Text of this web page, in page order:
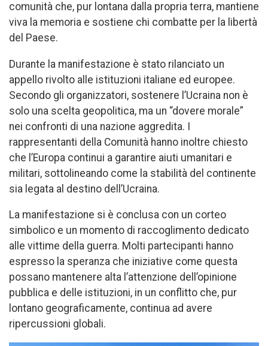
comunità che, pur lontana dalla propria terra, mantiene
viva la memoria e sostiene chi combatte per la libertà
del Paese.
Durante la manifestazione è stato rilanciato un
appello rivolto alle istituzioni italiane ed europee.
Secondo gli organizzatori, sostenere l’Ucraina non è
solo una scelta geopolitica, ma un “dovere morale”
nei confronti di una nazione aggredita. I
rappresentanti della Comunità hanno inoltre chiesto
che l’Europa continui a garantire aiuti umanitari e
militari, sottolineando come la stabilità del continente
sia legata al destino dell’Ucraina.
La manifestazione si è conclusa con un corteo
simbolico e un momento di raccoglimento dedicato
alle vittime della guerra. Molti partecipanti hanno
espresso la speranza che iniziative come questa
possano mantenere alta l’attenzione dell’opinione
pubblica e delle istituzioni, in un conflitto che, pur
lontano geograficamente, continua ad avere
ripercussioni globali.